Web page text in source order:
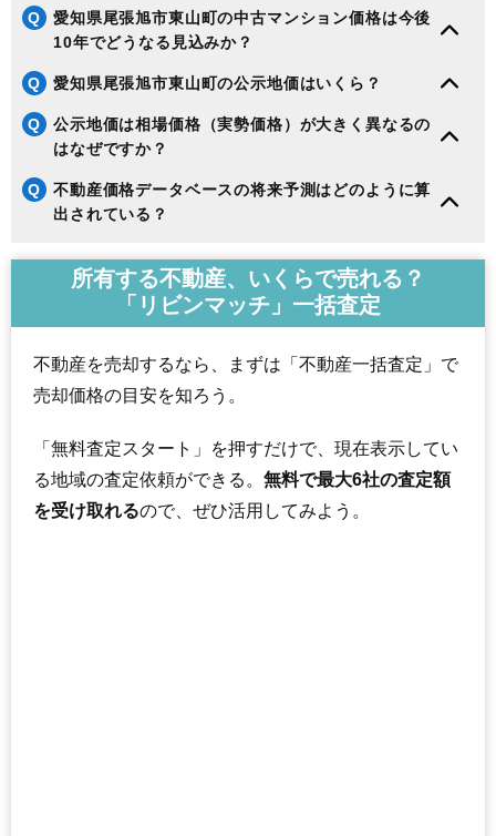
Q
愛知県尾張旭市東山町の中古マンション価格は今後
10年でどうなる見込みか？
Q 愛知県尾張旭市東山町の公示地価はいくら？
Q
公示地価は相場価格（実勢価格）が大きく異なるの
はなぜですか？
Q
不動産価格データベースの将来予測はどのように算
出されている？
所有する不動産、いくらで売れる？
「リビンマッチ」一括査定
不動産を売却するなら、まずは「不動産一括査定」で
売却価格の目安を知ろう。
「無料査定スタート」を押すだけで、現在表示してい
る地域の査定依頼ができる。 無料で最大6社の査定額
を受け取れるので、ぜひ活用してみよう。